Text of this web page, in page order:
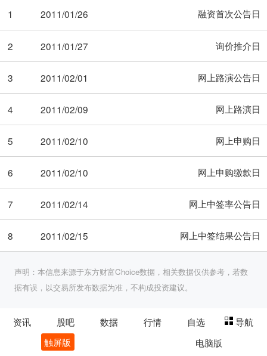
1 2011/01/26 融资首次公告日
2 2011/01/27 询价推介日
3 2011/02/01 网上路演公告日
4 2011/02/09 网上路演日
5 2011/02/10 网上申购日
6 2011/02/10 网上申购缴款日
7 2011/02/14 网上中签率公告日
8 2011/02/15 网上中签结果公告日
声明：本信息来源于东方财富Choice数据，相关数据仅供参考，若数
据有误，以交易所发布数据为准，不构成投资建议。
资讯 股吧 数据 行情 自选
导航
触屏版
电脑版